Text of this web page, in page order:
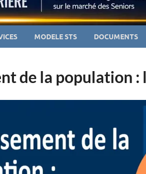
MODELE STS DOCUMENTS
de la population :